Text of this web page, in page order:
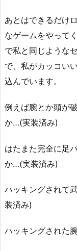
あとはできるだけ
なゲームをやって
で私と同じような
で、私がカッコい
込んでいます。
例えば腕とか頭が
か…(実装済み)
はたまた完全に足
か…(実装済み)
ハッキングされて
装済み)
ハッキングされた